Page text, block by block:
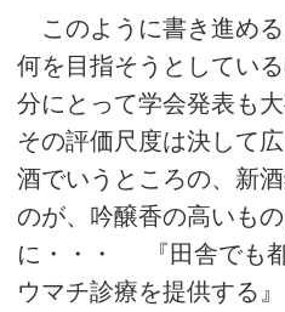
このように書き進め
何を目指そうとしてい
分にとって学会発表も
その評価尺度は決して
酒でいうところの、新
のが、吟醸香の高いも
に・・・ 『田舎でも
ウマチ診療を提供する